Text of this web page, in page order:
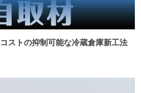
ストの抑制可能な冷蔵倉庫新工法